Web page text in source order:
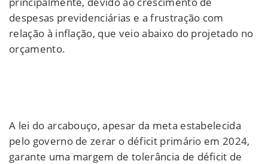
despesas previdenciárias e a frustração com
relação à inflação, que veio abaixo do projetado no
orçamento.
A lei do arcabouço, apesar da meta estabelecida
pelo governo de zerar o déficit primário em 2024,
garante uma margem de tolerância de déficit de